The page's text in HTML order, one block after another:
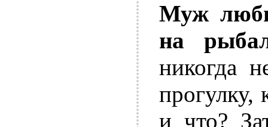
Муж
на
никогда
прогулку,
и что?